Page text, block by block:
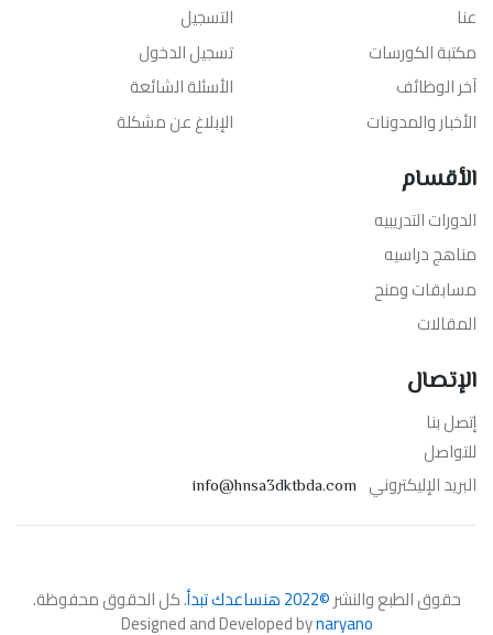
عنا
مكتبة الكورسات
آخر الوظائف
الأخبار والمدونات
التسجيل
تسجيل الدخول
الأسئلة الشائعة
الإبلاغ عن مشكلة
الأقسام
الدورات التدريبيه
مناهج دراسيه
مسابقات ومنح
المقالات
الإتصال
إتصل بنا
للتواصل
البريد الإليكتروني info@hnsa3dktbda.com
حقوق الطبع والنشر©2022 هنساعدك تبدأ . كل الحقوق محفوظة.
Designed and Developed bynaryano